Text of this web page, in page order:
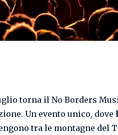
torna il No Borders
Un evento unico, dove
tra le montagne del